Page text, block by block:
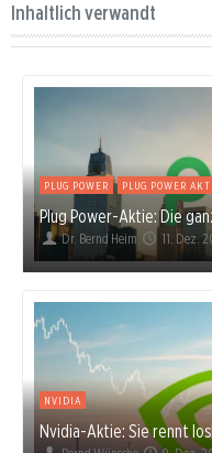
Inhaltlich verwandt
PLUG POWER PLUG POWER
Plug Power-Aktie: Die
Dr. Bernd Heim 11. Dez.
NVIDIA
Nvidia-Aktie: Sie rennt